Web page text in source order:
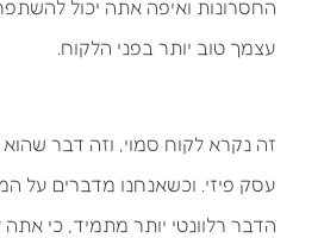
החסרונות ואיפה אתה יכול
עצמך טוב יותר בפני הלקוח.
זה נקרא לקוח סמוי, וזה דבר
עסק פיזי. וכשאנחנו מדברים על
הדבר רלוונטי יותר מתמיד, כי